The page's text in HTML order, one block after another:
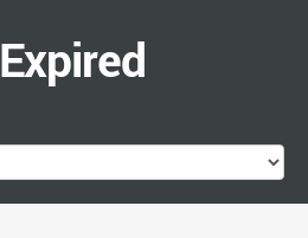
Expired